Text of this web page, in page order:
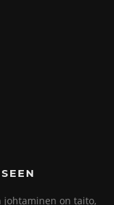
johtaminen on taito,